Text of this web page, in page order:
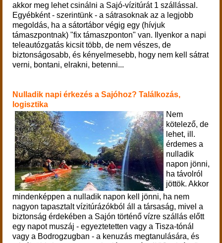
akkor meg lehet csinálni a Sajó-vízitúrát 1 szállással.
Egyébként - szerintünk - a sátrasoknak az a legjobb
megoldás, ha a sátortábor végig egy (hívjuk
támaszpontnak) "fix támaszponton" van. Ilyenkor a napi
teleautózgatás kicsit több, de nem vészes, de
biztonságosabb, és kényelmesebb, hogy nem kell sátrat
verni, bontani, elrakni, betenni...
Nulladik napi érkezés a Sajóhoz? Találkozás,
logisztika
Nem
kötelező, de
lehet, ill.
érdemes a
nulladik
napon jönni,
ha távolról
jöttök. Akkor
mindenképpen a nulladik napon kell jönni, ha nem
nagyon tapasztalt vízitúrázókból áll a társaság, mivel a
biztonság érdekében a Sajón történő vízre szállás előtt
egy napot muszáj - egyeztetetten vagy a Tisza-tónál
vagy a Bodrogzugban - a kenuzás megtanulására, és